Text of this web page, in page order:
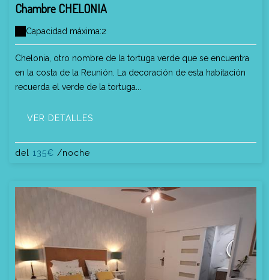
Chambre CHELONIA
Capacidad máxima:2
Chelonia, otro nombre de la tortuga verde que se encuentra
en la costa de la Reunión. La decoración de esta habitación
recuerda el verde de la tortuga...
VER DETALLES
del 135€ /noche